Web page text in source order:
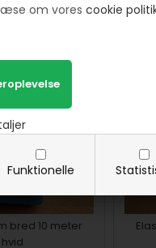
om vores cookie
Funktionelle
5,00DKK
bred 10 meter
hvid